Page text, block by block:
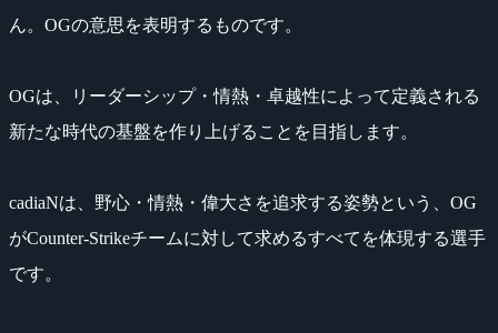
ん。OGの意思を表明するものです。
OGは、リーダーシップ・情熱・卓越性によって定義される
新たな時代の基盤を作り上げることを目指します。
cadiaNは、野心・情熱・偉大さを追求する姿勢という、OG
がCounter-Strikeチームに対して求めるすべてを体現する選手
です。